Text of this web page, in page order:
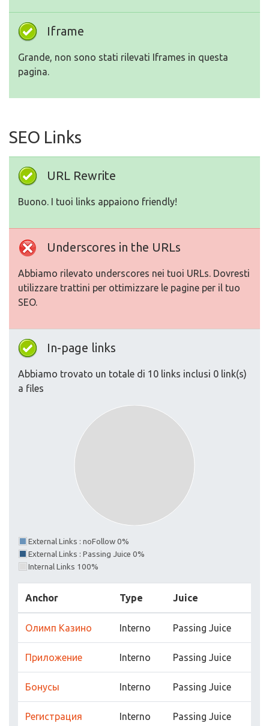
Iframe
Grande, non sono stati rilevati Iframes in questa
pagina.
SEO Links
URL Rewrite
Buono. I tuoi links appaiono friendly!
Underscores in the URLs
Abbiamo rilevato underscores nei tuoi URLs. Dovresti
utilizzare trattini per ottimizzare le pagine per il tuo
SEO.
In-page links
Abbiamo trovato un totale di 10 links inclusi 0 link(s)
a files
External Links : noFollow 0%
External Links : Passing Juice 0%
Internal Links 100%
Anchor Type Juice
Олимп Казино Interno Passing Juice
Приложение Interno Passing Juice
Бонусы Interno Passing Juice
Регистрация Interno Passing Juice